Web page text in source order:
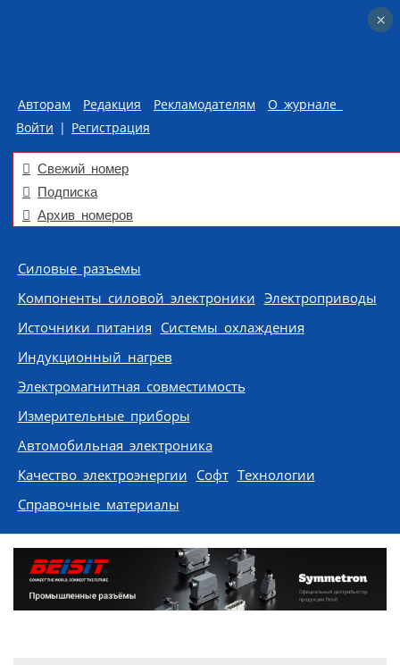
Авторам Редакция Рекламодателям
О журнале
Войти | Регистрация
Свежий номер
Подписка
Архив номеров
Skip to content
Силовые разъемы
Компоненты силовой электроники Электроприводы
Источники питания Системы охлаждения
Индукционный нагрев
Электромагнитная совместимость
Измерительные приборы
Автомобильная электроника
Качество электроэнергии Софт Технологии
Справочные материалы
×
×